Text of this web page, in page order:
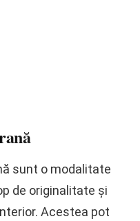
sunt o modalitate
de originalitate și
Acestea pot